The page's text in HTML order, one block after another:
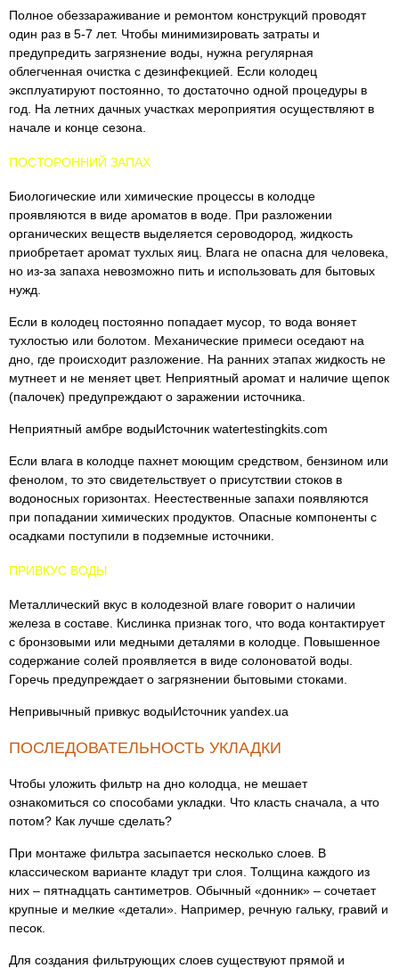
Полное обеззараживание и ремонтом конструкций проводят
один раз в 5-7 лет. Чтобы минимизировать затраты и
предупредить загрязнение воды, нужна регулярная
облегченная очистка с дезинфекцией. Если колодец
эксплуатируют постоянно, то достаточно одной процедуры в
год. На летних дачных участках мероприятия осуществляют в
начале и конце сезона.
ПОСТОРОННИЙ ЗАПАХ
Биологические или химические процессы в колодце
проявляются в виде ароматов в воде. При разложении
органических веществ выделяется сероводород, жидкость
приобретает аромат тухлых яиц. Влага не опасна для человека,
но из-за запаха невозможно пить и использовать для бытовых
нужд.
Если в колодец постоянно попадает мусор, то вода воняет
тухлостью или болотом. Механические примеси оседают на
дно, где происходит разложение. На ранних этапах жидкость не
мутнеет и не меняет цвет. Неприятный аромат и наличие щепок
(палочек) предупреждают о заражении источника.
Неприятный амбре водыИсточник watertestingkits.com
Если влага в колодце пахнет моющим средством, бензином или
фенолом, то это свидетельствует о присутствии стоков в
водоносных горизонтах. Неестественные запахи появляются
при попадании химических продуктов. Опасные компоненты с
осадками поступили в подземные источники.
ПРИВКУС ВОДЫ
Металлический вкус в колодезной влаге говорит о наличии
железа в составе. Кислинка признак того, что вода контактирует
с бронзовыми или медными деталями в колодце. Повышенное
содержание солей проявляется в виде солоноватой воды.
Горечь предупреждает о загрязнении бытовыми стоками.
Непривычный привкус водыИсточник yandex.ua
ПОСЛЕДОВАТЕЛЬНОСТЬ УКЛАДКИ
Чтобы уложить фильтр на дно колодца, не мешает
ознакомиться со способами укладки. Что класть сначала, а что
потом? Как лучше сделать?
При монтаже фильтра засыпается несколько слоев. В
классическом варианте кладут три слоя. Толщина каждого из
них – пятнадцать сантиметров. Обычный «донник» – сочетает
крупные и мелкие «детали». Например, речную гальку, гравий и
песок.
Для создания фильтрующих слоев существуют прямой и